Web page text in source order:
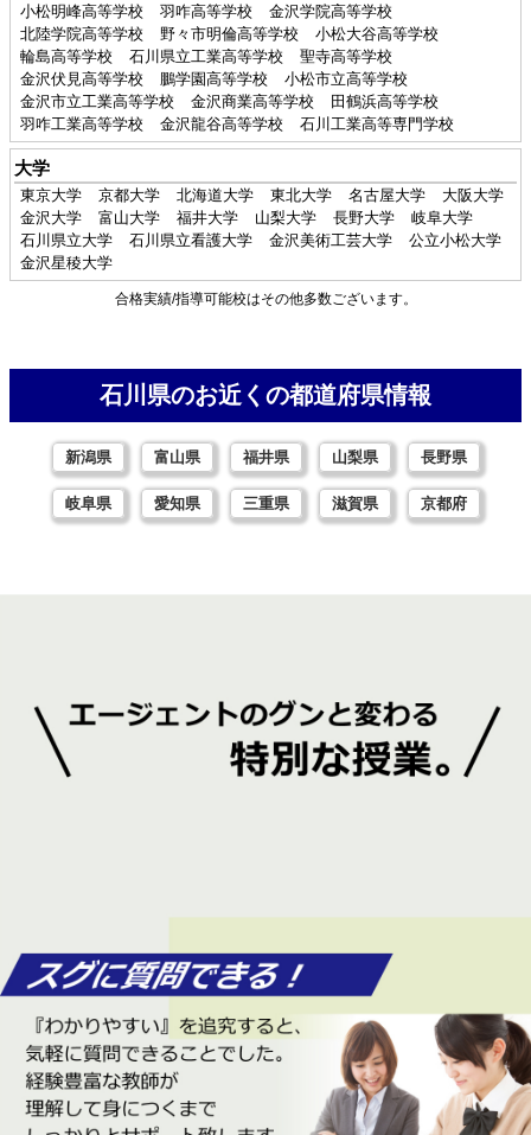
小松明峰高等学校
羽咋高等学校
金沢学院高等学校
北陸学院高等学校
野々市明倫高等学校
小松大谷高等学校
輪島高等学校
石川県立工業高等学校
聖寺高等学校
金沢伏見高等学校
鵬学園高等学校
小松市立高等学校
金沢市立工業高等学校
金沢商業高等学校
田鶴浜高等学校
羽咋工業高等学校
金沢龍谷高等学校 石川工業高等専門学校
大学
東京大学 京都大学 北海道大学 東北大学 名古屋大学
大阪大学
金沢大学
富山大学 福井大学 山梨大学 長野大学
岐阜大学
石川県立大学
石川県立看護大学 金沢美術工芸大学
公立小松大学
金沢星稜大学
合格実績/指導可能校はその他多数ございます。
石川県のお近くの都道府県情報
新潟県 富山県 福井県 山梨県 長野県
岐阜県 愛知県 三重県 滋賀県 京都府